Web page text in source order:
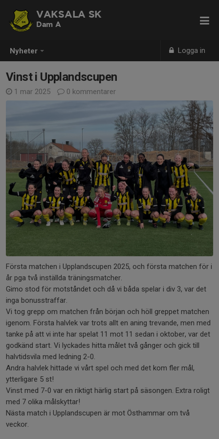
Nyheter Logga in
VAKSALA SK
Dam A
Vinst i Upplandscupen
1 mar 2025 0 kommentarer
Första matchen i Upplandscupen 2025, och första matchen för i
år pga två inställda träningsmatcher.
Gimo stod för motståndet och då vi båda spelar i div 3, var det
inga bonusstraffar.
Vi tog grepp om matchen från början och höll greppet matchen
igenom. Första halvlek var trots allt en aning trevande, men med
tanke på att vi inte har spelat 11 mot 11 sedan i oktober, var det
godkänd start. Vi lyckades hitta målet två gånger och gick till
halvtidsvila med ledning 2-0.
Andra halvlek hittade vi vårt spel och med det kom fler mål,
ytterligare 5 st!
Vinst med 7-0 var en riktigt härlig start på säsongen. Extra roligt
med 7 olika målskyttar!
Nästa match i Upplandscupen är mot Östhammar om två
veckor.